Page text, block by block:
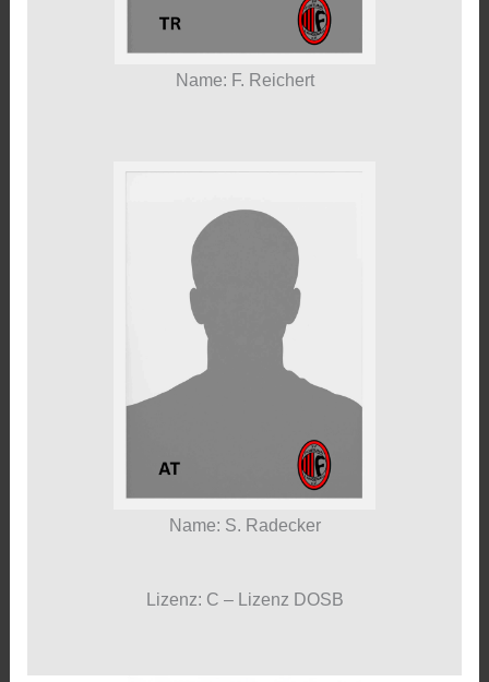
Name: F. Reichert
Name: S. Radecker
Lizenz: C – Lizenz DOSB